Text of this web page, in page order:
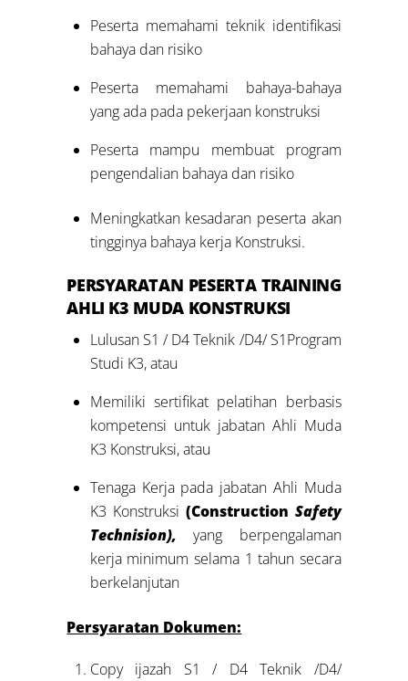
Peserta memahami teknik identifikasi
bahaya dan risiko
Peserta memahami bahaya-bahaya
yang ada pada pekerjaan konstruksi
Peserta mampu membuat program
pengendalian bahaya dan risiko
Meningkatkan kesadaran peserta akan
tingginya bahaya kerja Konstruksi.
PERSYARATAN PESERTA TRAINING
AHLI K3 MUDA KONSTRUKSI
Lulusan S1 / D4 Teknik /D4/ S1Program
Studi K3, atau
Memiliki sertifikat pelatihan berbasis
kompetensi untuk jabatan Ahli Muda
K3 Konstruksi, atau
Tenaga Kerja pada jabatan Ahli Muda
K3 Konstruksi (Construction Safety
Technision),yang berpengalaman
kerja minimum selama 1 tahun secara
berkelanjutan
Persyaratan Dokumen:
Copy ijazah S1 / D4 Teknik /D4/